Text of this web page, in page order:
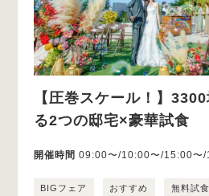
【圧巻スケール！】
る2つの邸宅×豪華試食
開催時間 09:00〜/10:00〜/15:00〜
BIGフェア おすすめ 無料試食